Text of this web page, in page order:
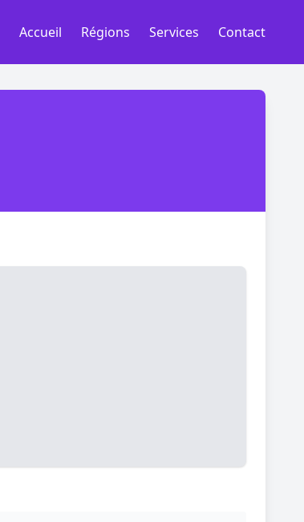
Accueil Régions Services Contact